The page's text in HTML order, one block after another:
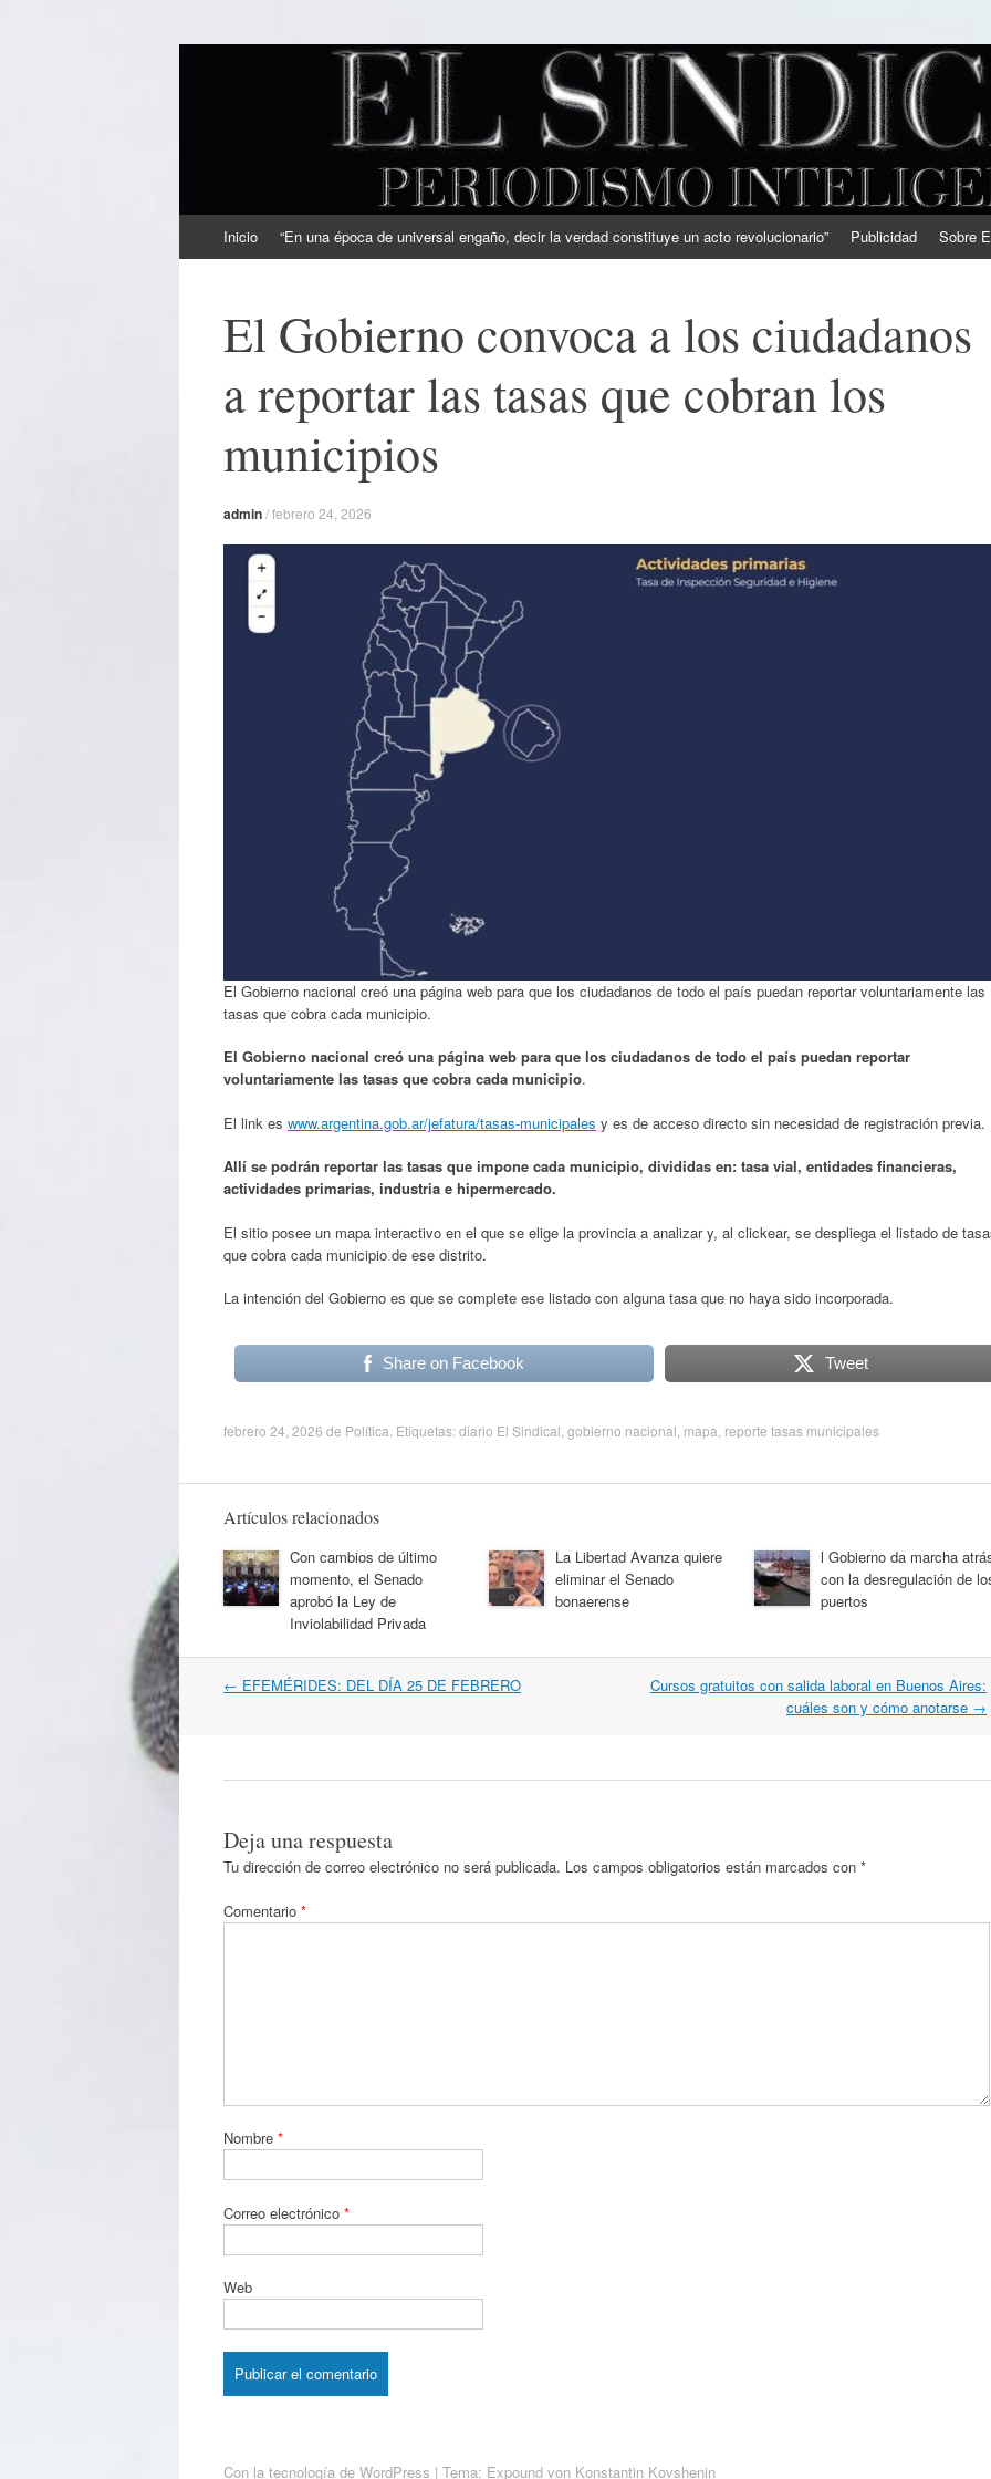
EL SINDICAL
Periodismo Inteligente
al
Inicio “En una época de universal engaño, decir la verdad constituye un acto revolucionario” Publicidad Sobre
El Gobierno convoca a los ciudadanos
a reportar las tasas que cobran los
municipios
admin/febrero 24, 2026
El Gobierno nacional creó una página web para que los ciudadanos de todo el país puedan reportar voluntariamente las
tasas que cobra cada municipio.
El Gobierno nacional creó una página web para que los ciudadanos de todo el país puedan reportar
voluntariamente las tasas que cobra cada municipio.
El link es www.argentina.gob.ar/jefatura/tasas-municipales y es de acceso directo sin necesidad de registración previa.
Allí se podrán reportar las tasas que impone cada municipio, divididas en: tasa vial, entidades financieras,
actividades primarias, industria e hipermercado.
El sitio posee un mapa interactivo en el que se elige la provincia a analizar y, al clickear, se despliega el listado de
que cobra cada municipio de ese distrito.
La intención del Gobierno es que se complete ese listado con alguna tasa que no haya sido incorporada.
Share on Facebook Tweet
febrero 24, 2026 de Política . Etiquetas:diario El Sindical gobierno nacional mapa reporte tasas municipales
Artículos relacionados
Con cambios de último
momento, el Senado
aprobó la Ley de
Inviolabilidad Privada
La Libertad Avanza quiere
eliminar el Senado
bonaerense
l Gobierno da marcha
con la desregulación de
puertos
Navegación
← EFEMÉRIDES: DEL DÍA 25 DE FEBRERO
Cursos gratuitos con salida laboral en Buenos Aires:
cuáles son y cómo anotarse →
Deja una respuesta
Tu dirección de correo electrónico no será publicada. Los campos obligatorios están marcados con *
Comentario *
Nombre *
Correo electrónico *
Web
Con la tecnología de WordPress | Tema: Expound von Konstantin Kovshenin